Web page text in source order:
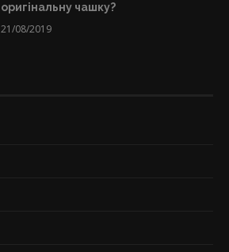
оригінальну чашку?
21/08/2019